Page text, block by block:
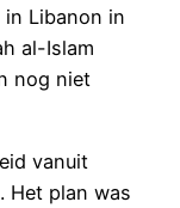
Libanon in
al-Islam
nog niet
vanuit
Het plan was